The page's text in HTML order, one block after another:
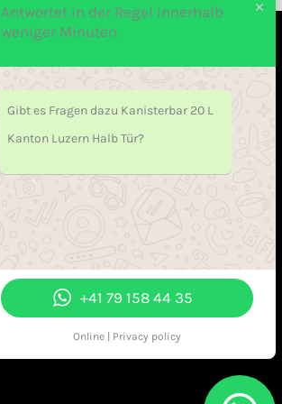
ÖFFNUNGSZEITEN
Mo. - Fr. 09.00-20:00
Antwortet in der Regel innerhalb
weniger Minuten.
Gibt es Fragen dazu Kanisterbar 20 L
Kanton Luzern Halb Tür?
+41 79 158 44 35
Online | Privacy policy